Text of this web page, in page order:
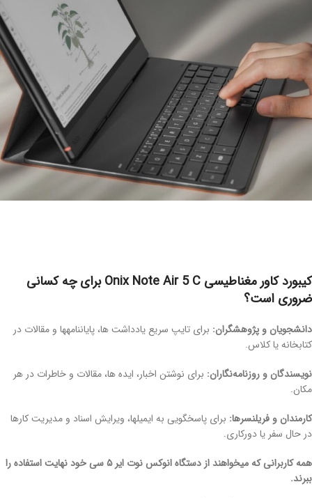
کیبورد کاور مغناطیسی Onix Note Air 5 C برای چه کسانی
ضروری است؟
دانشجویان و پژوهشگران: برای تایپ سریع یادداشت ها، پایاننامهها و مقالات در
کتابخانه یا کلاس.
نویسندگان و روزنامه‌نگاران: برای نوشتن اخبار، ایده ها، مقالات و خاطرات در هر
مکان.
کارمندان و فریلنسرها: برای پاسخگویی به ایمیلها، ویرایش اسناد و مدیریت کارها
در حال سفر یا دورکاری.
همه کاربرانی که میخواهند از دستگاه انوکس نوت ایر ۵ سی خود نهایت استفاده را
ببرند.